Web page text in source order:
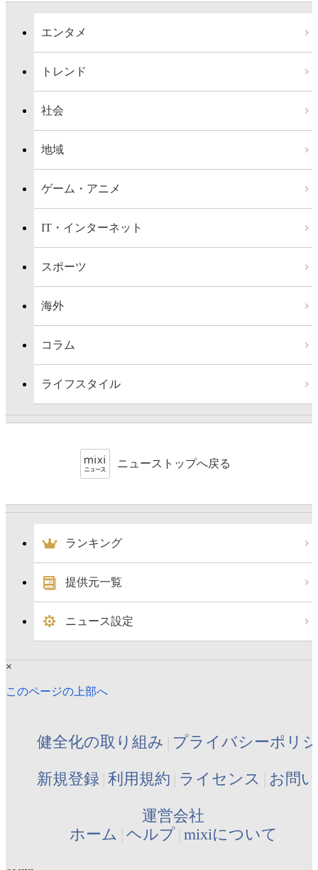
エンタメ
トレンド
社会
地域
ゲーム・アニメ
IT・インターネット
スポーツ
海外
コラム
ライフスタイル
ニューストップへ戻る
ランキング
提供元一覧
ニュース設定
×
このページの上部へ
健全化の取り組み プライバシーポリ
新規登録 利用規約 ライセンス お問
運営会社
ホーム ヘルプ mixiについて